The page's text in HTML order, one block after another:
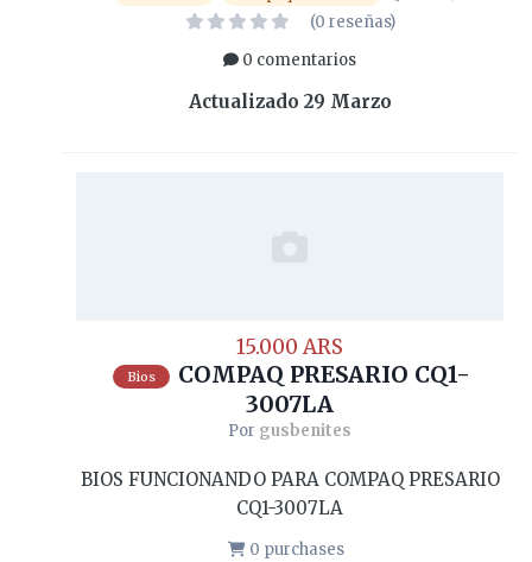
(0 reseñas)
0 comentarios
Actualizado 29 Marzo
15.000 ARS
Bios
COMPAQ PRESARIO CQ1-
3007LA
Por gusbenites
BIOS FUNCIONANDO PARA COMPAQ PRESARIO
CQ1-3007LA
0 purchases